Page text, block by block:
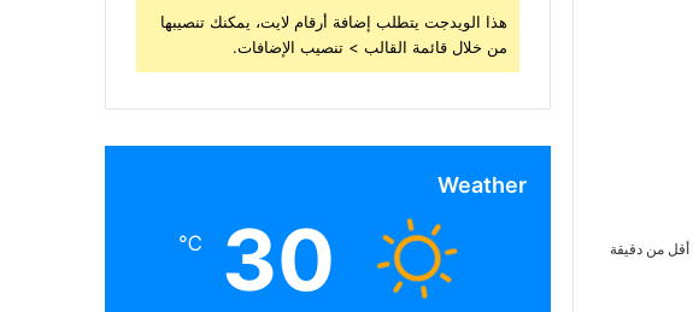
أقل من دقيقة
هذا الويدجت يتطلب إضافة أرقام لايت، يمكنك تنصيبها
من خلال قائمة القالب > تنصيب الإضافات.
Weather
30
℃